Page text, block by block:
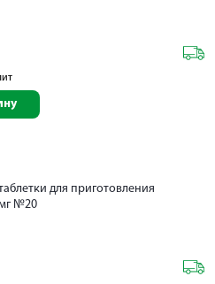
для приготовления
№20